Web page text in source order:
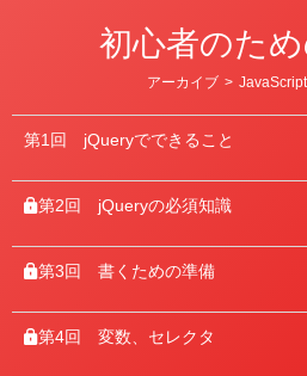
初心者のた
カ
ゴ
リ
ー
アーカイブ >
第1回 jQueryでできること
第2回 jQueryの必須知識
第3回 書くための準備
第4回 変数、セレクタ